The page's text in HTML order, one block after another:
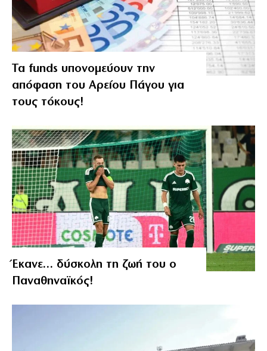
Τα funds υπονομεύουν την
απόφαση του Αρείου Πάγου για
τους τόκους!
Έκανε… δύσκολη τη ζωή του ο
Παναθηναϊκός!